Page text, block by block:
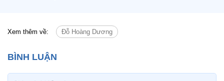
Xem thêm về: Đỗ Hoàng Dương